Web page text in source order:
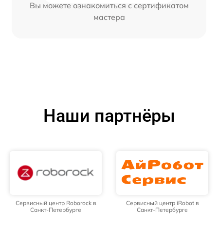
Вы можете ознакомиться с сертификатом
мастера
Наши партнёры
Сервисный центр Roborock в
Санкт-Петербурге
Сервисный центр iRobot в
Санкт-Петербурге